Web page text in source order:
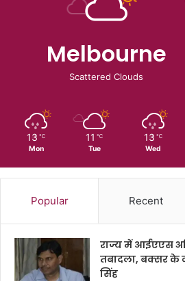
Melbourne
Scattered Clouds
13 ℃
Mon
11 ℃
Tue
13 ℃
Wed
Popular Recent
राज्य में आईएएस
तबादला, बक्सर के
सिंह